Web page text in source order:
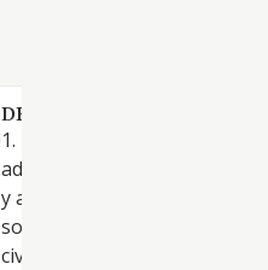
DEEP BLUE CAPITAL SL.
1. La dirección, gestión y
administración de
y acciones en el capital de
sociedades, ya sean
civiles, nacionales o